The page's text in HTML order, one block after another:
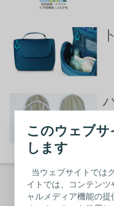
このウェブサ
します
当ウェブサイトでは
イトでは、コンテン
ャルメディア機能の
「ゆうじん |